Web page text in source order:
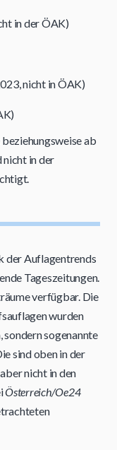
in der ÖAK)
nicht in ÖAK)
beziehungsweise ab
nicht in der
der Auflagentrends
Tageszeitungen.
verfügbar. Die
wurden
sogenannte
sind oben in der
nicht in den
Österreich/Oe24